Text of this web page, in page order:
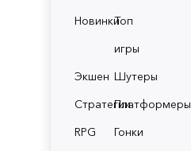
НовинкиТоп
игры
Экшен Шутеры
СтратегииПлатформеры
RPG
Гонки